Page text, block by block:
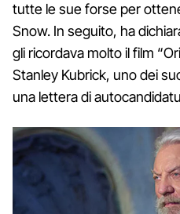
tutte le sue forse per
Snow. In seguito, ha
gli ricordava molto il film
Stanley Kubrick, uno dei
una lettera di